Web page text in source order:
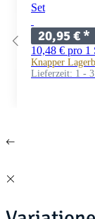
Set
20,95 €*
10,48 € pro 1
Knapper
Lieferzeit: 1 -